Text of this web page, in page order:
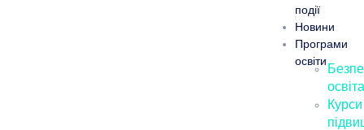
події
Новини
Програми
освіти
освіта
Курси